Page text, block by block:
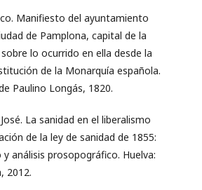
Manifiesto del ayuntamiento
de Pamplona, capital de la
lo ocurrido en ella desde la
de la Monarquía española.
Paulino Longás, 1820.
La sanidad en el liberalismo
de la ley de sanidad de 1855:
análisis prosopográfico. Huelva:
2012.